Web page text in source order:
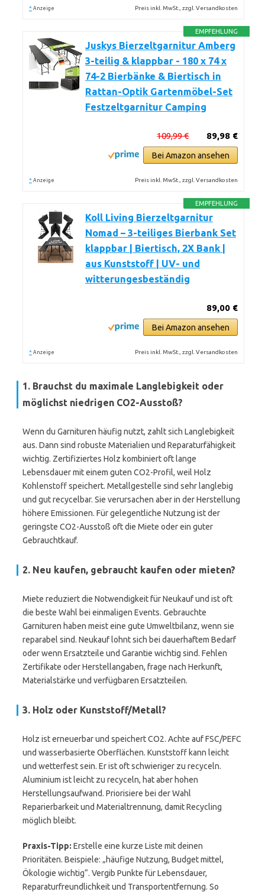
* Anzeige Preis inkl. MwSt., zzgl. Versandkosten
EMPFEHLUNG
Juskys Bierzeltgarnitur Amberg
3-teilig & klappbar - 180 x 74 x
74-2 Bierbänke & Biertisch in
Rattan-Optik Gartenmöbel-Set
Festzeltgarnitur Camping
89,98 €
109,99 €
Bei Amazon ansehen
* Anzeige Preis inkl. MwSt., zzgl. Versandkosten
EMPFEHLUNG
Koll Living Bierzeltgarnitur
Nomad – 3-teiliges Bierbank Set
klappbar | Biertisch, 2X Bank |
aus Kunststoff | UV- und
witterungesbeständig
89,00 €
Bei Amazon ansehen
* Anzeige Preis inkl. MwSt., zzgl. Versandkosten
1. Brauchst du maximale Langlebigkeit oder
möglichst niedrigen CO2-Ausstoß?
Wenn du Garnituren häufig nutzt, zahlt sich Langlebigkeit
aus. Dann sind robuste Materialien und Reparaturfähigkeit
wichtig. Zertifiziertes Holz kombiniert oft lange
Lebensdauer mit einem guten CO2-Profil, weil Holz
Kohlenstoff speichert. Metallgestelle sind sehr langlebig
und gut recycelbar. Sie verursachen aber in der Herstellung
höhere Emissionen. Für gelegentliche Nutzung ist der
geringste CO2-Ausstoß oft die Miete oder ein guter
Gebrauchtkauf.
2. Neu kaufen, gebraucht kaufen oder mieten?
Miete reduziert die Notwendigkeit für Neukauf und ist oft
die beste Wahl bei einmaligen Events. Gebrauchte
Garnituren haben meist eine gute Umweltbilanz, wenn sie
reparabel sind. Neukauf lohnt sich bei dauerhaftem Bedarf
oder wenn Ersatzteile und Garantie wichtig sind. Fehlen
Zertifikate oder Herstellangaben, frage nach Herkunft,
Materialstärke und verfügbaren Ersatzteilen.
3. Holz oder Kunststoff/Metall?
Holz ist erneuerbar und speichert CO2. Achte auf FSC/PEFC
und wasserbasierte Oberflächen. Kunststoff kann leicht
und wetterfest sein. Er ist oft schwieriger zu recyceln.
Aluminium ist leicht zu recyceln, hat aber hohen
Herstellungsaufwand. Priorisiere bei der Wahl
Reparierbarkeit und Materialtrennung, damit Recycling
möglich bleibt.
Praxis-Tipp: Erstelle eine kurze Liste mit deinen
Prioritäten. Beispiele: „häufige Nutzung, Budget mittel,
Ökologie wichtig“. Vergib Punkte für Lebensdauer,
Reparaturfreundlichkeit und Transportentfernung. So